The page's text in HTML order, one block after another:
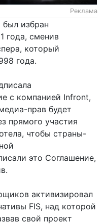
Реклама
избран
года, сменив
который
года.
с компанией Infront,
прав будет
прямого участия
чтобы страны-
это Соглашение,
активизировал
FIS, над которой
свой проект